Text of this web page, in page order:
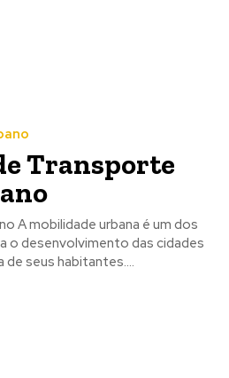
Transporte
dos
o desenvolvimento das cidades
de seus habitantes....